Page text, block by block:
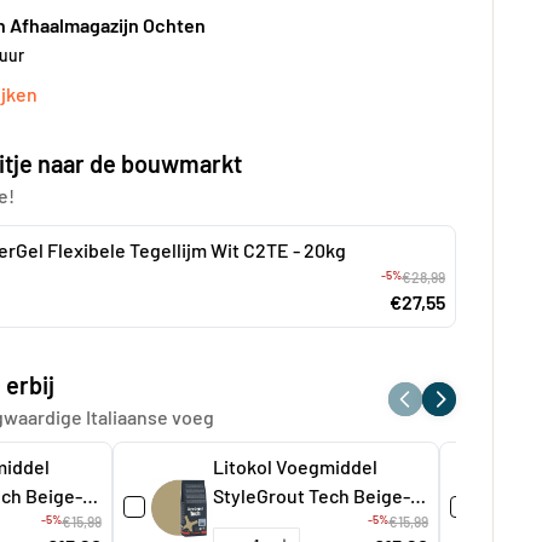
Afhaalmagazijn Ochten
naar de bouwmarkt
Flexibele Tegellijm Wit C2TE - 20kg
-5%€28,99
€27,55
erbij
Italiaanse voeg
Beige-1
-5%€15,99
Litokol Voegmiddel
StyleGrout Tech Beige-2
á 3 kg
-5%€15,99